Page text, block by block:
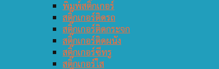
พิมพ์สติ๊กเกอร์
สติ๊กเกอร์ติดรถ
สติ๊กเกอร์ติดกระจก
สติ๊กเกอร์ติดผนัง
สติ๊กเกอร์ซีทรู
สติ๊กเกอร์ใส